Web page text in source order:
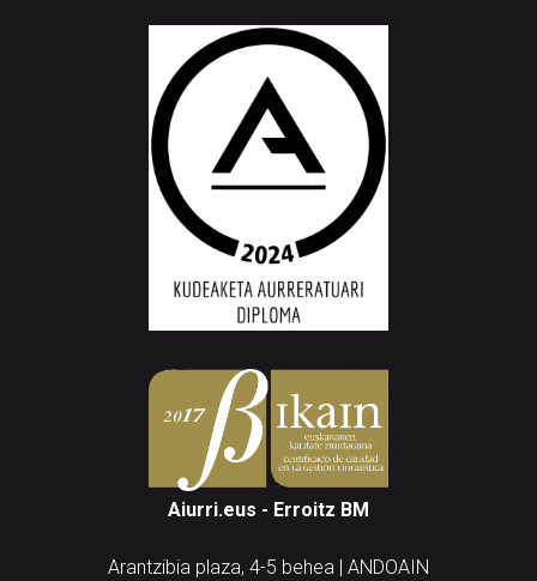
Aiurri.eus - Erroitz BM
Arantzibia plaza, 4-5 behea | ANDOAIN